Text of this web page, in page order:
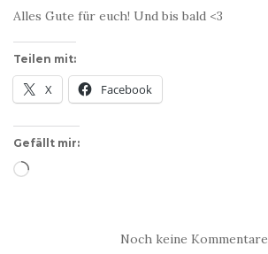
Alles Gute für euch! Und bis bald <3
Teilen mit:
X Facebook
Gefällt mir:
Wird
Noch keine Kommentare